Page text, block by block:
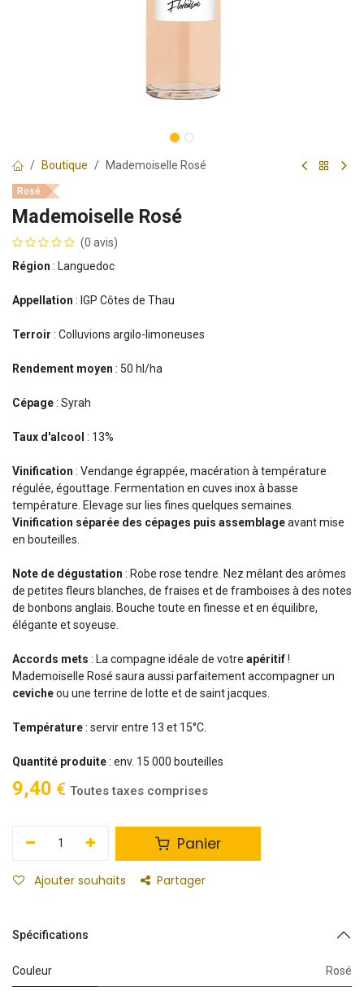
Boutique Mademoiselle Rosé
Rosé
Mademoiselle Rosé
(0 avis)
Région : Languedoc
Appellation : IGP Côtes de Thau
Terroir : Colluvions argilo-limoneuses
Rendement moyen : 50 hl/ha
Cépage: Syrah
Taux d'alcool : 13%
Vinification : Vendange égrappée, macération à température
régulée, égouttage. Fermentation en cuves inox à basse
température. Elevage sur lies fines quelques semaines.
Vinification séparée des cépages puis assemblageavant mise
en bouteilles.
Note de dégustation : Robe rose tendre. Nez mêlant des arômes
de petites fleurs blanches, de fraises et de framboises à des notes
de bonbons anglais. Bouche toute en finesse et en équilibre,
élégante et soyeuse.
Accords mets : La compagne idéale de votre apéritif!
Mademoiselle Rosé saura aussi parfaitement accompagner un
cevicheou une terrine de lotte et de saint jacques.
Température: servir entre 13 et 15°C.
Quantité produite: env. 15 000 bouteilles
9,40 € Toutes taxes comprises
Panier
Ajouter souhaits Partager
Spécifications
Couleur Rosé